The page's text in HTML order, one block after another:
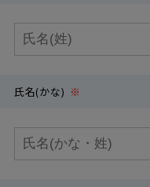
氏名(かな) ※